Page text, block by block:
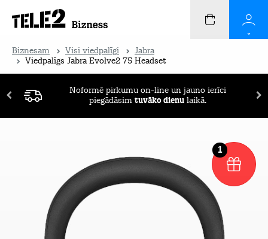
Biznesam Visi viedpalīgi
Jabra
Viedpalīgs Jabra Evolve2 75 Headset
Noformē pirkumu on-line un jauno ierīci
piegādāsim tuvāko dienu laikā.
1